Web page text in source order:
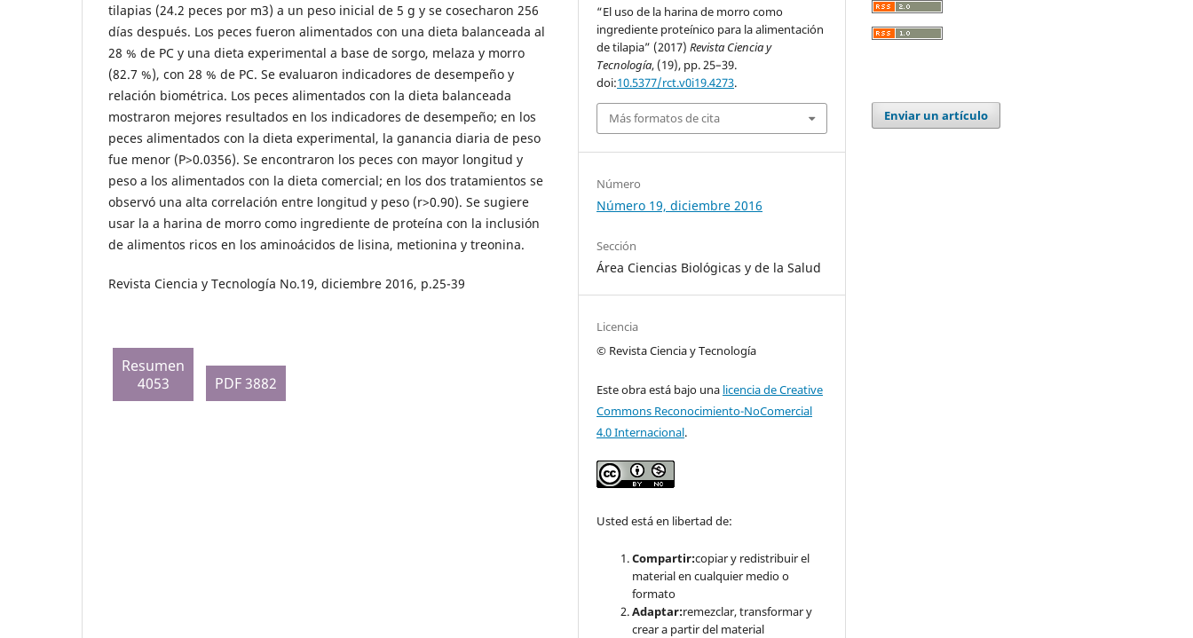
tilapias (24.2 peces por m3) a un peso inicial de 5 g y se cosecharon 256
días después. Los peces fueron alimentados con una dieta balanceada al
28 % de PC y una dieta experimental a base de sorgo, melaza y morro
(82.7 %), con 28 % de PC. Se evaluaron indicadores de desempeño y
relación biométrica. Los peces alimentados con la dieta balanceada
mostraron mejores resultados en los indicadores de desempeño; en los
peces alimentados con la dieta experimental, la ganancia diaria de peso
fue menor (P>0.0356). Se encontraron los peces con mayor longitud y
peso a los alimentados con la dieta comercial; en los dos tratamientos se
observó una alta correlación entre longitud y peso (r>0.90). Se sugiere
usar la a harina de morro como ingrediente de proteína con la inclusión
de alimentos ricos en los aminoácidos de lisina, metionina y treonina.
Revista Ciencia y Tecnología No.19, diciembre 2016, p.25-39
Resumen
4053
PDF 3882
“El uso de la harina de morro como
ingrediente proteínico para la alimentación
de tilapia” (2017)Revista Ciencia y
Tecnología, (19), pp. 25–39.
doi:10.5377/rct.v0i19.4273.
Más formatos de cita
Número
Número 19, diciembre 2016
Sección
Área Ciencias Biológicas y de la Salud
Licencia
© Revista Ciencia y Tecnología
Este obra está bajo una licencia de Creative
Commons Reconocimiento-NoComercial
4.0 Internacional.
Usted está en libertad de:
Compartir:copiar y redistribuir el
material en cualquier medio o
formato
Adaptar:remezclar, transformar y
crear a partir del material
Enviar un artículo